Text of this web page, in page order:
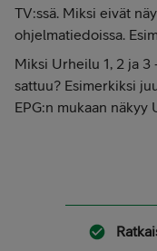
TV:ssä. Miksi eivät
ohjelmatiedoissa.
Miksi Urheilu 1, 2 ja 3
sattuu? Esimerkiksi
EPG:n mukaan näkyy